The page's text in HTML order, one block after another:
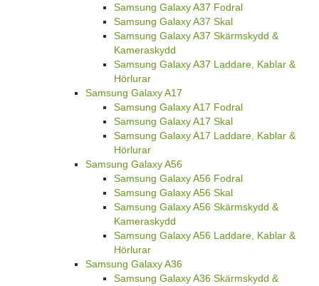
Samsung Galaxy A37 Fodral
Samsung Galaxy A37 Skal
Samsung Galaxy A37 Skärmskydd &
Kameraskydd
Samsung Galaxy A37 Laddare, Kablar &
Hörlurar
Samsung Galaxy A17
Samsung Galaxy A17 Fodral
Samsung Galaxy A17 Skal
Samsung Galaxy A17 Laddare, Kablar &
Hörlurar
Samsung Galaxy A56
Samsung Galaxy A56 Fodral
Samsung Galaxy A56 Skal
Samsung Galaxy A56 Skärmskydd &
Kameraskydd
Samsung Galaxy A56 Laddare, Kablar &
Hörlurar
Samsung Galaxy A36
Samsung Galaxy A36 Skärmskydd &